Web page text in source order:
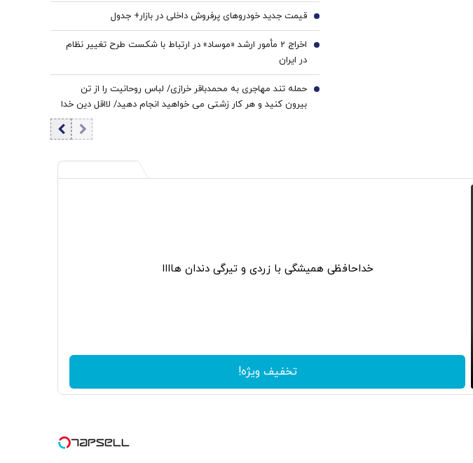
قیمت جدید خودروهای پرفروش داخلی در بازار+ جدول 8
اخراج 2 مأمور ارشد «موساد» در ارتباط با شکست طرح تغییر نظام
در ایران
9
حمله تند مهاجری به محمدباقر خرازی/ لباس روحانیت را از تن
بیرون کنید و هر کار زشتی می خواهید انجام دهید/ لااقل دین خدا
10
خداحافظی همیشگی با زردی و تیرگی دندان هاااا
تخفیف ویژه!